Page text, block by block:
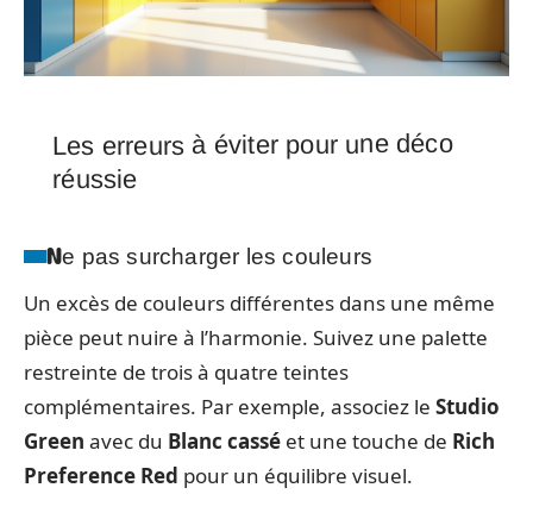
Les erreurs à éviter pour une déco
réussie
Ne pas surcharger les couleurs
Un excès de couleurs différentes dans une même
pièce peut nuire à l’harmonie. Suivez une palette
restreinte de trois à quatre teintes
complémentaires. Par exemple, associez le Studio
Green avec du Blanc cassé et une touche de Rich
Preference Red pour un équilibre visuel.